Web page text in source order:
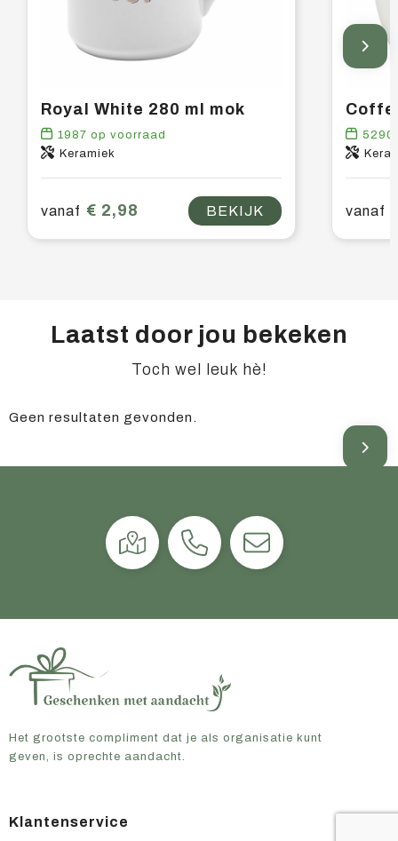
Royal White 280 ml mok
1987 op voorraad
Keramiek
vanaf € 2,98 BEKIJK
5290
vanaf
Laatst door jou bekeken
Toch wel leuk hè!
Geen resultaten gevonden.
Het grootste compliment dat je als organisatie kunt
geven, is oprechte aandacht.
Klantenservice